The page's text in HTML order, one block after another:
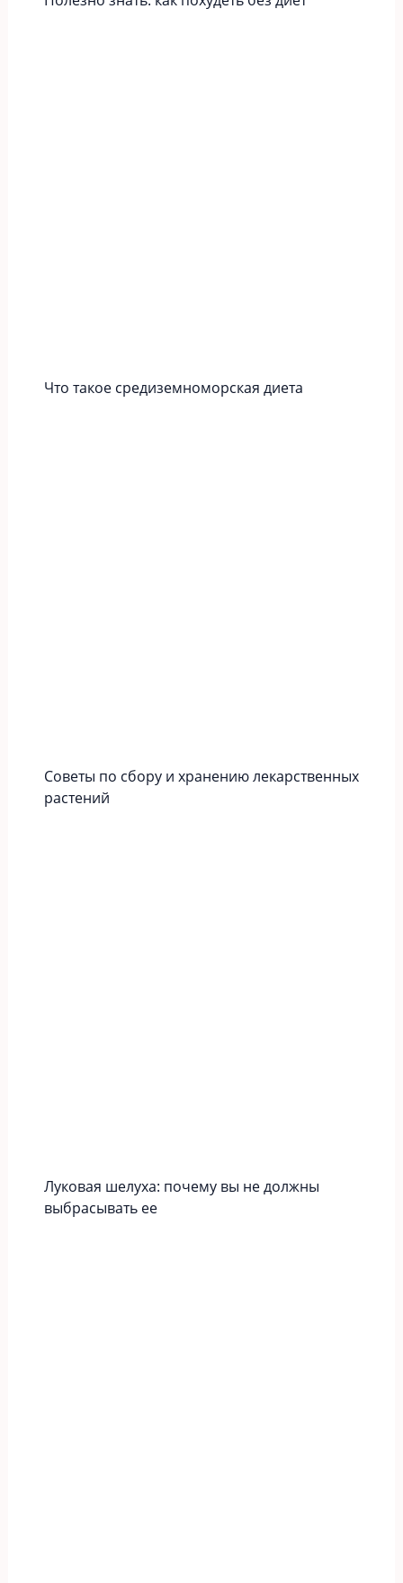
Что такое средиземноморская диета
Советы по сбору и хранению лекарственных
растений
Луковая шелуха: почему вы не должны
выбрасывать ее